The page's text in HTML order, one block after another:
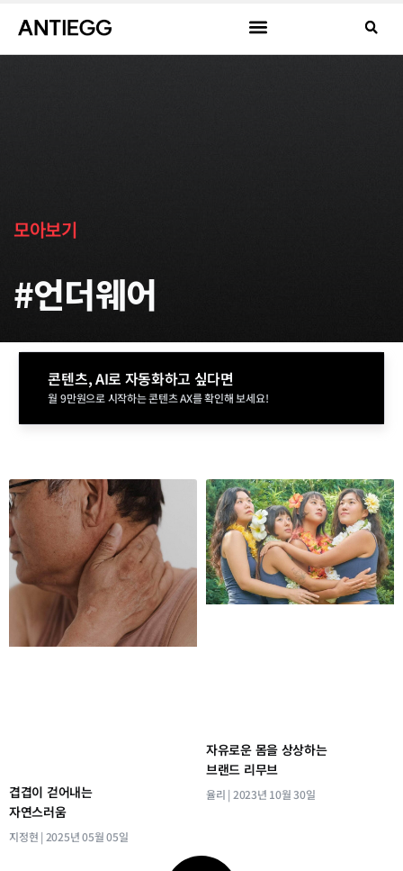
모아보기
#언더웨어
콘텐츠, AI로 자동화하고 싶다면
월 9만원으로 시작하는 콘텐츠 AX를 확인해 보세요!
겹겹이 걷어내는
자연스러움
지정현 2025년 05월 05일
자유로운 몸을 상상하는
브랜드 리무브
율리 2023년 10월 30일